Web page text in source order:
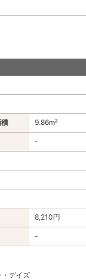
9.86m²
-
8,210円
-
デイズ